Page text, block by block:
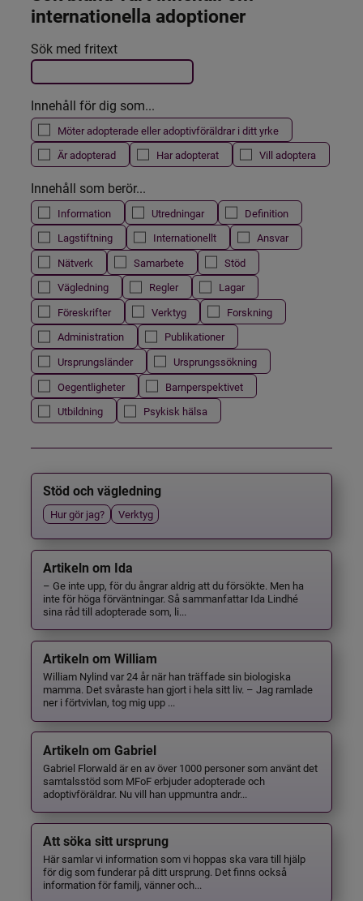
internationella adoptioner
Filtrera resultatet
Det här formuläret postas automatiskt
Sök med fritext
Innehåll för dig som...
Möter adopterade eller adoptivföräldrar i ditt yrke
Är adopterad
Har adopterat Vill adoptera
Innehåll som berör...
Information Utredningar
Definition
Lagstiftning
Internationellt
Ansvar
Nätverk
Samarbete
Stöd
Vägledning
Regler
Lagar
Föreskrifter
Verktyg
Forskning
Administration
Publikationer
Ursprungsländer
Ursprungssökning
Oegentligheter
Barnperspektivet
Utbildning
Psykisk hälsa
Stöd och vägledning
Hur gör jag? Verktyg
Artikeln om Ida
– Ge inte upp, för du ångrar aldrig att du försökte. Men ha
inte för höga förväntningar. Så sammanfattar Ida Lindhé
sina råd till adopterade som, li...
Artikeln om William
William Nylind var 24 år när han träffade sin biologiska
mamma. Det svåraste han gjort i hela sitt liv. – Jag ramlade
ner i förtvivlan, tog mig upp ...
Artikeln om Gabriel
Gabriel Florwald är en av över 1000 personer som använt det
samtalsstöd som MFoF erbjuder adopterade och
adoptivföräldrar. Nu vill han uppmuntra andr...
Att söka sitt ursprung
Här samlar vi information som vi hoppas ska vara till hjälp
för dig som funderar på ditt ursprung. Det finns också
information för familj, vänner och...